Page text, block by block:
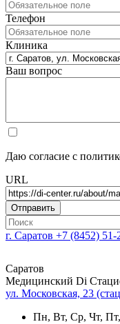
Телефон
Клиника
Ваш вопрос
Даю согласие с
URL
г. Саратов +7 (8452) 51-
Саратов
Медицинский Di
ул. Московская, 23
Пн, Вт, Ср, Чт,